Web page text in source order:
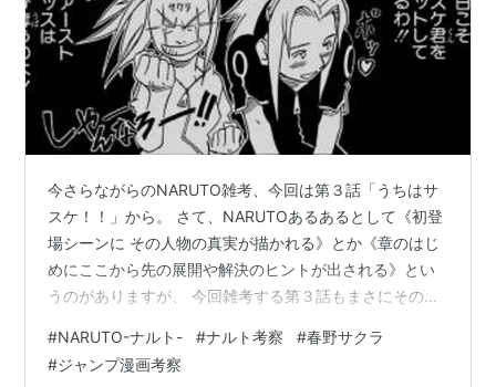
は『NARUTO-ナルト- 疾風伝』のタイトルで第2期が放
送されている。
劇場アニメ化、ゲーム化、舞台化などもされている。
関連キーワード
画）
ナルティメットシリーズ
（ゲーム）
忍者イリュージョンNARUTO-ナルト-（舞台）
今さらながらのNARUTO雑考、今回は第３話「うちはサ
スケ！！」から。 さて、NARUTOあるあるとして《初登
場シーンに その人物の真実が描かれる》とか《章のはじ
めにここから先の展開や解決のヒントが出される》とい
うのがありますが、 今回雑考する第３話もまさにそのパ
「それぞれの真実」やら「この先の展開や解決のヒン
ト」が伏線のように出てまいります。 これも完結した今
#NARUTO-ナルト- #ナルト考察 #春野サクラ
#ジャンプ漫画考察